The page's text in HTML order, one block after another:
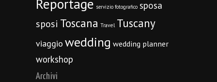
Reportage servizio fotografico sposa
sposi Toscana Travel Tuscany
viaggio wedding wedding planner
workshop
Archivi